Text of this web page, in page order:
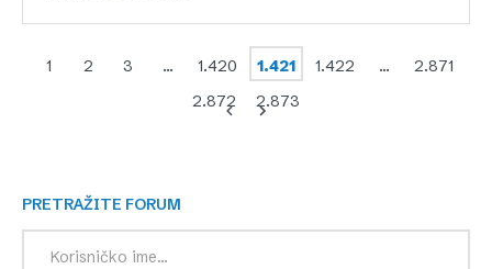
1 2 3 … 1.420 1.421 1.422 …
2.871
2.872
2.873
PRETRAŽITE FORUM